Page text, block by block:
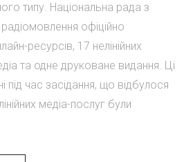
типу. Національна рада з
офіційно
ресурсів, 17 нелінійних
та одне друковане видання. Ці
під час засідання, що відбулося
медіа-послуг були